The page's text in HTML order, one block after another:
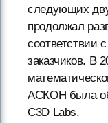
следующих
продолжал
соответствии
заказчиков. В
АСКОН была
C3D Labs.